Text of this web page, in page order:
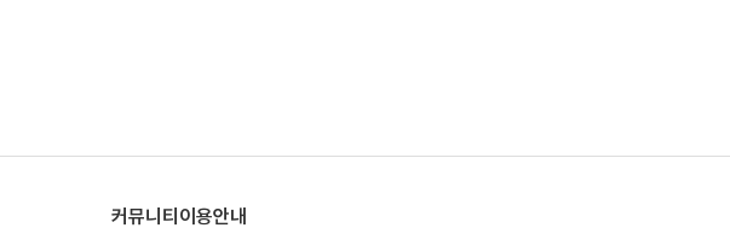
커뮤니티 이용안내